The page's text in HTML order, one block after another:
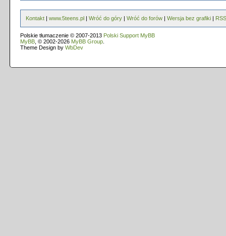
Kontakt | www.5teens.pl | Wróć do góry | Wróć do forów | Wersja bez grafiki | RSS
Polskie tłumaczenie © 2007-2013 Polski Support MyBB
MyBB , © 2002-2026 MyBB Group
Theme Design by WbDev